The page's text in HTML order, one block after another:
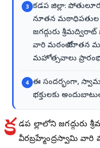
3 కడప జిల్లా:
నూతన మఠాధిపతుల
జగద్గురు
వారి మఠంలో నూతన
మహోత్సవాలు
4 ఈ సందర్భంగా,
భక్తులకు
క డప జిల్లాలోని జగద్గురు
వీరబ్రహ్మేంద్రస్వామి